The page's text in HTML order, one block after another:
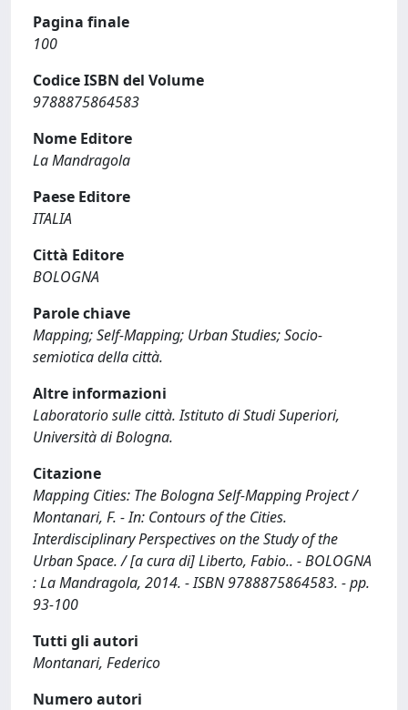
Pagina finale
100
Codice ISBN del Volume
9788875864583
Nome Editore
La Mandragola
Paese Editore
ITALIA
Città Editore
BOLOGNA
Parole chiave
Mapping; Self-Mapping; Urban Studies; Socio-
semiotica della città.
Altre informazioni
Laboratorio sulle città. Istituto di Studi Superiori,
Università di Bologna.
Citazione
Mapping Cities: The Bologna Self-Mapping Project /
Montanari, F. - In: Contours of the Cities.
Interdisciplinary Perspectives on the Study of the
Urban Space. / [a cura di] Liberto, Fabio.. - BOLOGNA
: La Mandragola, 2014. - ISBN 9788875864583. - pp.
93-100
Tutti gli autori
Montanari, Federico
Numero autori